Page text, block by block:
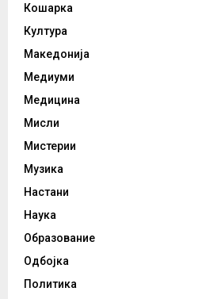
Кошарка
Култура
Македонија
Медиуми
Медицина
Мисли
Мистерии
Музика
Настани
Наука
Образование
Одбојка
Политика